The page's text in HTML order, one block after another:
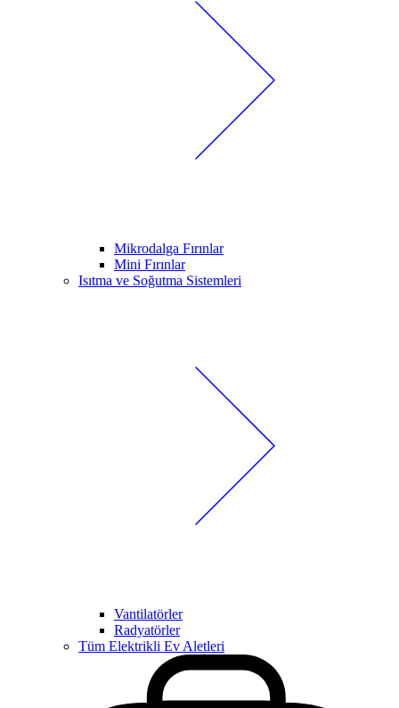
Mikrodalga Fırınlar
Mini Fırınlar
Isıtma ve Soğutma Sistemleri
Vantilatörler
Radyatörler
Tüm Elektrikli Ev Aletleri